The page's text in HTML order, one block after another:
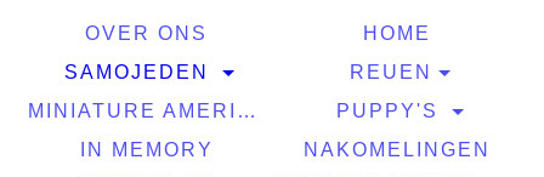
OVER ONS
HOME
SAMOJEDEN
REUEN
MINIATURE AMERICAN SHEPERD
PUPPY'S
IN MEMORY
NAKOMELINGEN